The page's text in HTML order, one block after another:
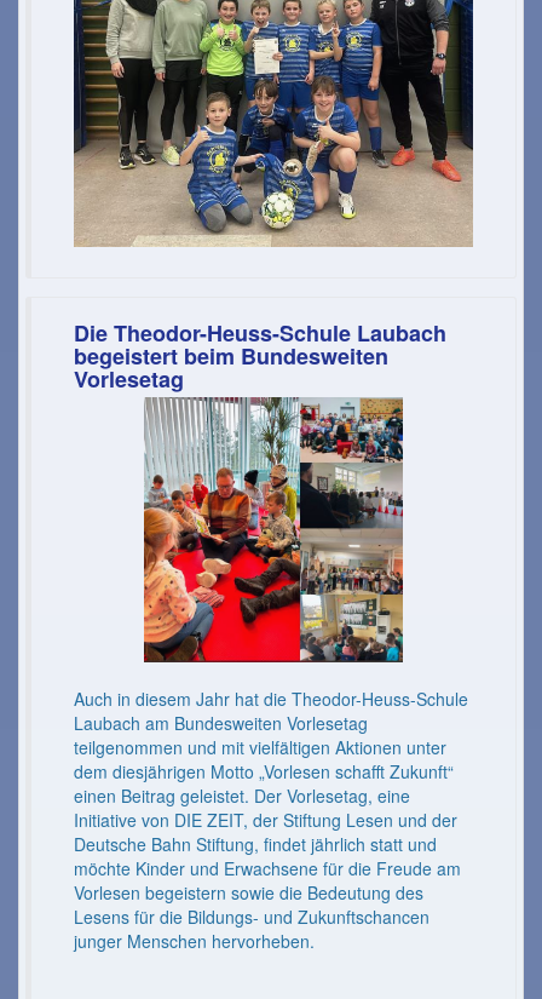
Die Theodor-Heuss-Schule Laubach
begeistert beim Bundesweiten
Vorlesetag
Auch in diesem Jahr hat die Theodor-Heuss-Schule
Laubach am Bundesweiten Vorlesetag
teilgenommen und mit vielfältigen Aktionen unter
dem diesjährigen Motto „Vorlesen schafft Zukunft“
einen Beitrag geleistet. Der Vorlesetag, eine
Initiative von DIE ZEIT, der Stiftung Lesen und der
Deutsche Bahn Stiftung, findet jährlich statt und
möchte Kinder und Erwachsene für die Freude am
Vorlesen begeistern sowie die Bedeutung des
Lesens für die Bildungs- und Zukunftschancen
junger Menschen hervorheben.